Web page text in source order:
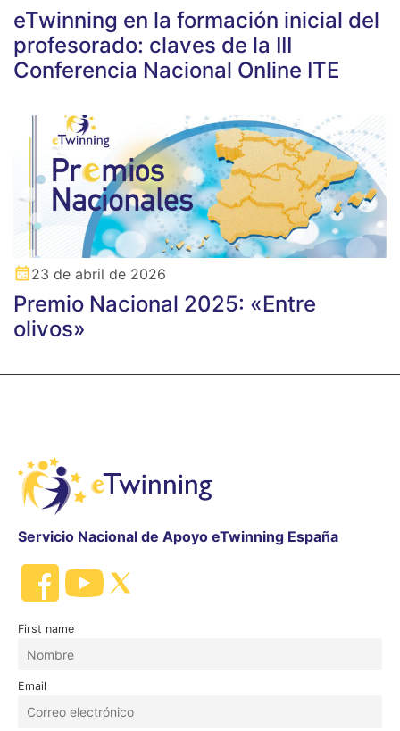
eTwinning en la formación inicial del
profesorado: claves de la III
Conferencia Nacional Online ITE
23 de abril de 2026
Premio Nacional 2025: «Entre
olivos»
Servicio Nacional de Apoyo eTwinning España
First name
Email